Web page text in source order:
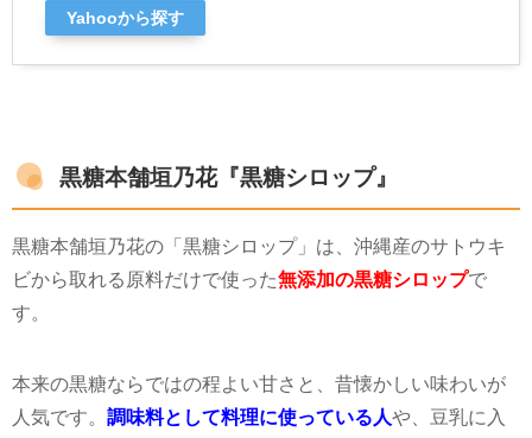
Yahooから探す
黒糖本舗垣乃花『黒糖シロップ』
黒糖本舗垣乃花の「黒糖シロップ」は、沖縄産のサトウキ
ビから取れる原料だけで使った無添加の黒糖シロップで
す。
本来の黒糖ならではの程よい甘さと、昔懐かしい味わいが
人気です。 調味料として料理に使っている人や、豆乳に入